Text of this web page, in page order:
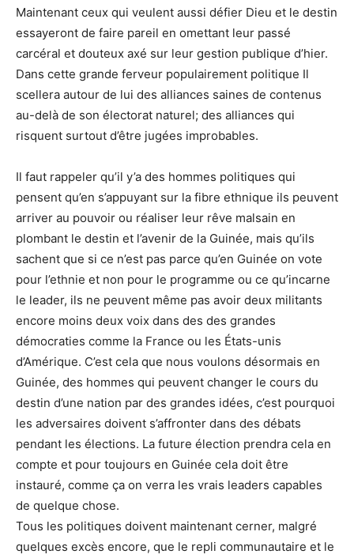
Maintenant ceux qui veulent aussi défier Dieu et le destin
essayeront de faire pareil en omettant leur passé
carcéral et douteux axé sur leur gestion publique d’hier.
Dans cette grande ferveur populairement politique Il
scellera autour de lui des alliances saines de contenus
au-delà de son électorat naturel; des alliances qui
risquent surtout d’être jugées improbables.
Il faut rappeler qu’il y’a des hommes politiques qui
pensent qu’en s’appuyant sur la fibre ethnique ils peuvent
arriver au pouvoir ou réaliser leur rêve malsain en
plombant le destin et l’avenir de la Guinée, mais qu’ils
sachent que si ce n’est pas parce qu’en Guinée on vote
pour l’ethnie et non pour le programme ou ce qu’incarne
le leader, ils ne peuvent même pas avoir deux militants
encore moins deux voix dans des des grandes
démocraties comme la France ou les États-unis
d’Amérique. C’est cela que nous voulons désormais en
Guinée, des hommes qui peuvent changer le cours du
destin d’une nation par des grandes idées, c’est pourquoi
les adversaires doivent s’affronter dans des débats
pendant les élections. La future élection prendra cela en
compte et pour toujours en Guinée cela doit être
instauré, comme ça on verra les vrais leaders capables
de quelque chose.
Tous les politiques doivent maintenant cerner, malgré
quelques excès encore, que le repli communautaire et le